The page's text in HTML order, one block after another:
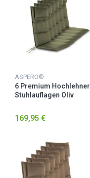
ASPERO®
6 Premium Hochlehner
Stuhlauflagen Oliv
169,95 €